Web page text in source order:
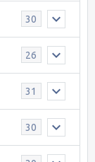
30
26
31
30